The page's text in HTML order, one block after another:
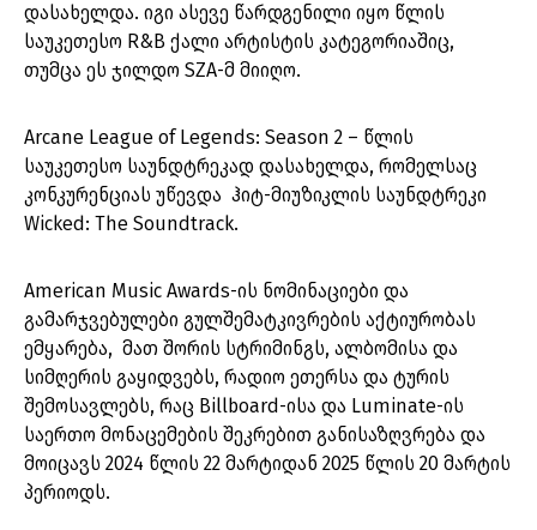
დასახელდა. იგი ასევე წარდგენილი იყო წლის
საუკეთესო R&B ქალი არტისტის კატეგორიაშიც,
თუმცა ეს ჯილდო SZA-მ მიიღო.
Arcane League of Legends: Season 2 – წლის
საუკეთესო საუნდტრეკად დასახელდა, რომელსაც
კონკურენციას უწევდა ჰიტ-მიუზიკლის საუნდტრეკი
Wicked: The Soundtrack.
American Music Awards-ის ნომინაციები და
გამარჯვებულები გულშემატკივრების აქტიურობას
ემყარება, მათ შორის სტრიმინგს, ალბომისა და
სიმღერის გაყიდვებს, რადიო ეთერსა და ტურის
შემოსავლებს, რაც Billboard-ისა და Luminate-ის
საერთო მონაცემების შეკრებით განისაზღვრება და
მოიცავს 2024 წლის 22 მარტიდან 2025 წლის 20 მარტის
პერიოდს.